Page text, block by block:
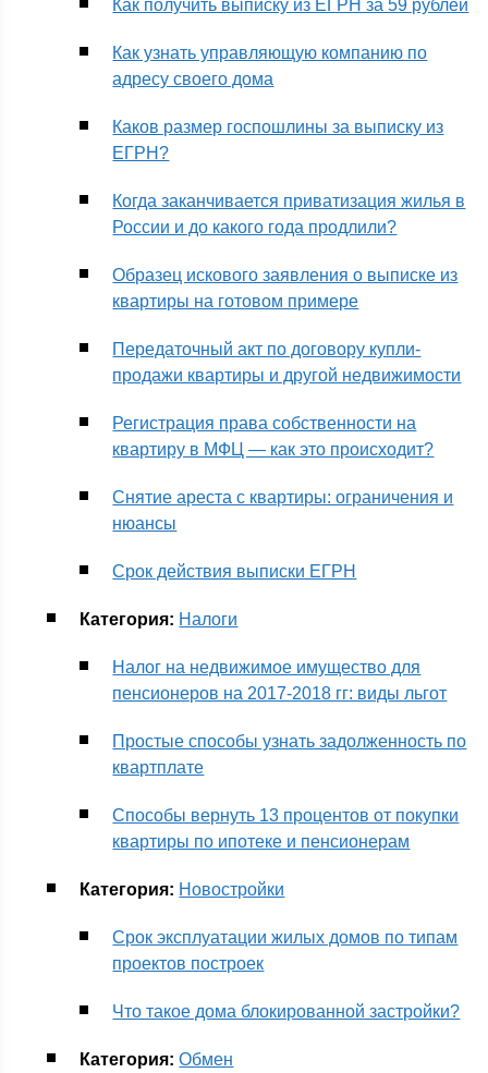
Как получить выписку из ЕГРН за 59 рублей
Как узнать управляющую компанию по
адресу своего дома
Каков размер госпошлины за выписку из
ЕГРН?
Когда заканчивается приватизация жилья в
России и до какого года продлили?
Образец искового заявления о выписке из
квартиры на готовом примере
Передаточный акт по договору купли-
продажи квартиры и другой недвижимости
Регистрация права собственности на
квартиру в МФЦ — как это происходит?
Снятие ареста с квартиры: ограничения и
нюансы
Срок действия выписки ЕГРН
Категория: Налоги
Налог на недвижимое имущество для
пенсионеров на 2017-2018 гг: виды льгот
Простые способы узнать задолженность по
квартплате
Способы вернуть 13 процентов от покупки
квартиры по ипотеке и пенсионерам
Категория: Новостройки
Срок эксплуатации жилых домов по типам
проектов построек
Что такое дома блокированной застройки?
Категория: Обмен